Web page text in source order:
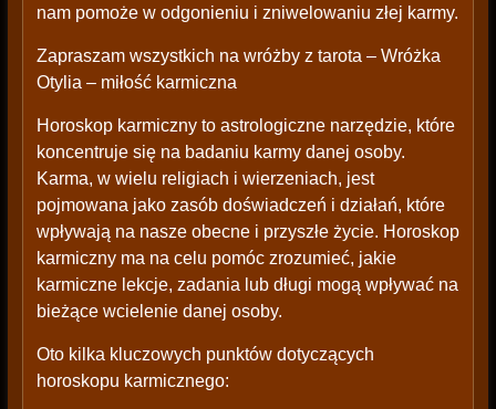
nam pomoże w odgonieniu i zniwelowaniu złej karmy.
Zapraszam wszystkich na wróżby z tarota – Wróżka
Otylia – miłość karmiczna
Horoskop karmiczny to astrologiczne narzędzie, które
koncentruje się na badaniu karmy danej osoby.
Karma, w wielu religiach i wierzeniach, jest
pojmowana jako zasób doświadczeń i działań, które
wpływają na nasze obecne i przyszłe życie. Horoskop
karmiczny ma na celu pomóc zrozumieć, jakie
karmiczne lekcje, zadania lub długi mogą wpływać na
bieżące wcielenie danej osoby.
Oto kilka kluczowych punktów dotyczących
horoskopu karmicznego: